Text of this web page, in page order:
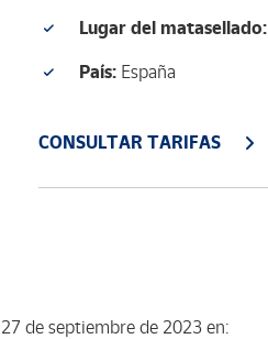
Lugar del matasellado:
País: España
CONSULTAR TARIFAS
de septiembre de 2023 en: